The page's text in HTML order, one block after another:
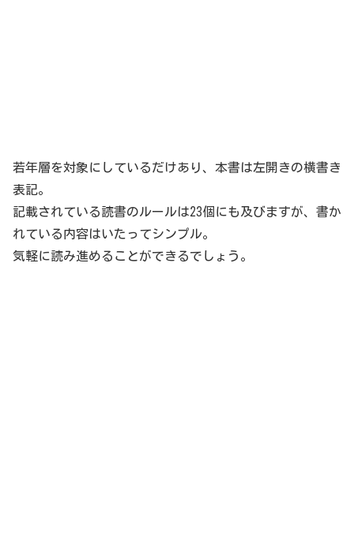
若年層を対象にしているだけあり、本書は左開きの横書き
表記。
記載されている読書のルールは23個にも及びますが、書か
れている内容はいたってシンプル。
気軽に読み進めることができるでしょう。